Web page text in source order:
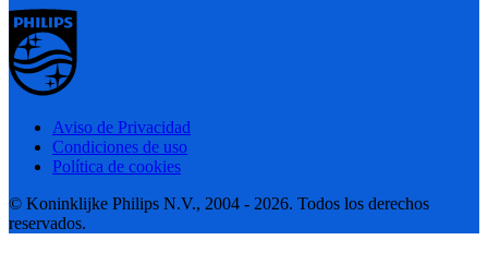
Aviso de Privacidad
Condiciones de uso
Política de cookies
© Koninklijke Philips N.V., 2004 - 2026. Todos los derechos
reservados.